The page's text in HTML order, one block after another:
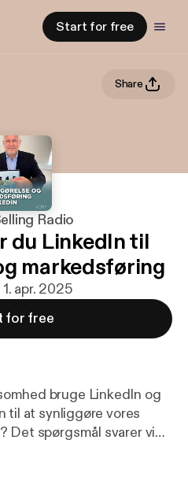
Start for free
Share
Radio
du LinkedIn til
markedsføring
1. apr. 2025
for free
bruge LinkedIn og
til at synliggøre vores
Det spørgsmål svarer vi
til, hvordan du gøre det